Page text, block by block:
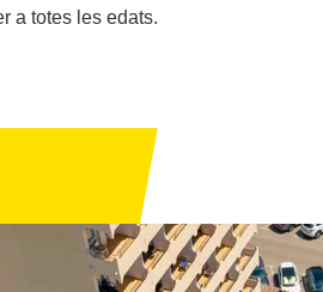
a totes les edats.